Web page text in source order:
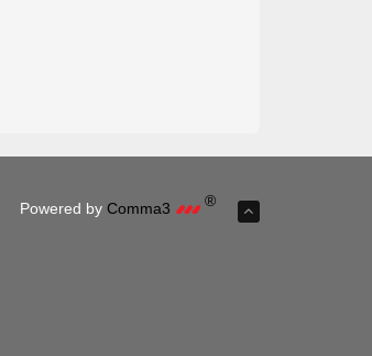
Powered by Comma3 ®